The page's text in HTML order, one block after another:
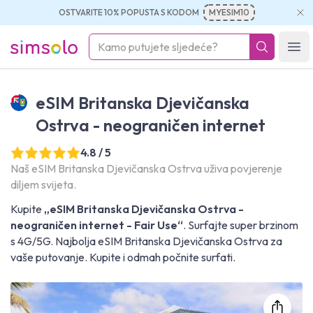
OSTVARITE 10% POPUSTA S KODOM MYESIM10
simsolo
eSIM Britanska Djevičanska
Ostrva - neograničen internet
4.8 / 5
Naš eSIM Britanska Djevičanska Ostrva uživa povjerenje
diljem svijeta.
Kupite „eSIM Britanska Djevičanska Ostrva -
neograničen internet - Fair Use“. Surfajte super brzinom
s 4G/5G. Najbolja eSIM Britanska Djevičanska Ostrva za
vaše putovanje. Kupite i odmah počnite surfati.